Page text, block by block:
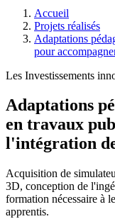
Accueil
Projets réalisés
Adaptations
pour
Les Investissements
Adaptations
en travaux
l'intégration
Acquisition de
3D, conception de
formation nécessaire à
apprentis.